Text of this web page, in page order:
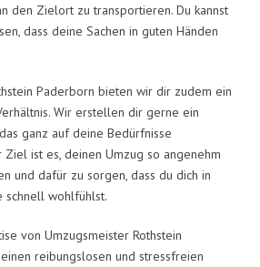
den Zielort zu transportieren. Du kannst
dass deine Sachen in guten Händen
Paderborn bieten wir dir zudem ein
Wir erstellen dir gerne ein
ganz auf deine Bedürfnisse
Ziel ist es, deinen Umzug so angenehm
und dafür zu sorgen, dass du dich in
schnell wohlfühlst.
von Umzugsmeister Rothstein
reibungslosen und stressfreien